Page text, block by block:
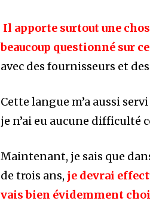
Il apporte surtout une
beaucoup questionné sur
avec des fournisseurs et
Cette langue m’a aussi
je n’ai eu aucune difficulté
Maintenant, je sais que
de trois ans, je devrai
vais bien évidemment